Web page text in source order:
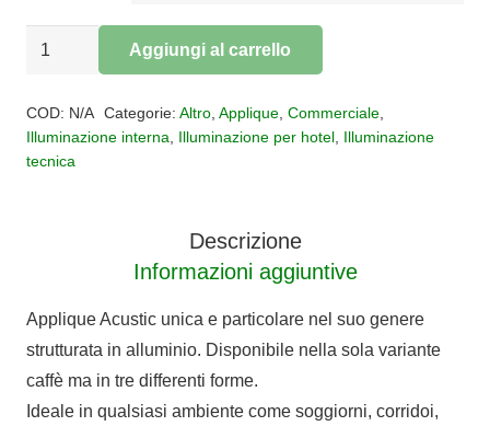
Applique
Aggiungi al carrello
COD: N/A Categorie: Altro, Applique, Commerciale,
Illuminazione interna
Illuminazione per hotel Illuminazione
tecnica
Descrizione
Informazioni aggiuntive
Applique Acustic unica e particolare nel suo genere
strutturata in alluminio. Disponibile nella sola variante
caffè ma in tre differenti forme.
Ideale in qualsiasi ambiente come soggiorni, corridoi,